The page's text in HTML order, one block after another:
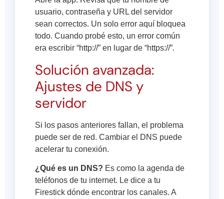
usuario, contraseña y URL del servidor
sean correctos. Un solo error aquí bloquea
todo. Cuando probé esto, un error común
era escribir “http://” en lugar de “https://”.
Solución avanzada:
Ajustes de DNS y
servidor
Si los pasos anteriores fallan, el problema
puede ser de red. Cambiar el DNS puede
acelerar tu conexión.
¿Qué es un DNS? Es como la agenda de
teléfonos de tu internet. Le dice a tu
Firestick dónde encontrar los canales. A